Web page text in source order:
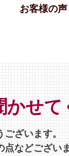
お客様の声
かせて
ざいます。
などござい